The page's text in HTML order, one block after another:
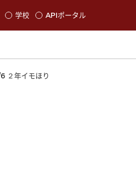
学校 APIポータル
２年イモほり